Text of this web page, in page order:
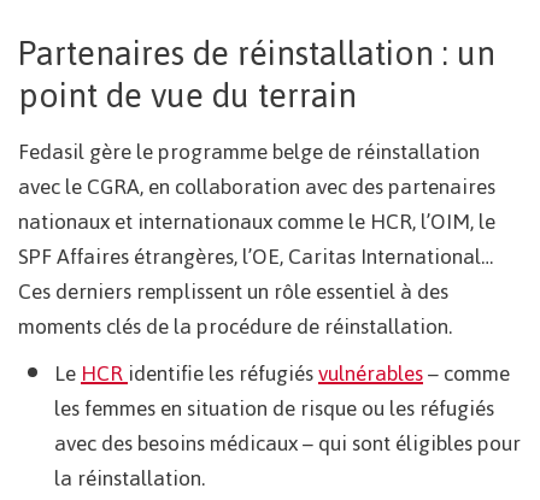
Partenaires de réinstallation : un
point de vue du terrain
Fedasil gère le programme belge de réinstallation
avec le CGRA, en collaboration avec des partenaires
nationaux et internationaux comme le HCR, l’OIM, le
SPF Affaires étrangères, l’OE, Caritas International…
Ces derniers remplissent un rôle essentiel à des
moments clés de la procédure de réinstallation.
LeHCRidentifie les réfugiésvulnérables– comme
les femmes en situation de risque ou les réfugiés
avec des besoins médicaux – qui sont éligibles pour
la réinstallation.